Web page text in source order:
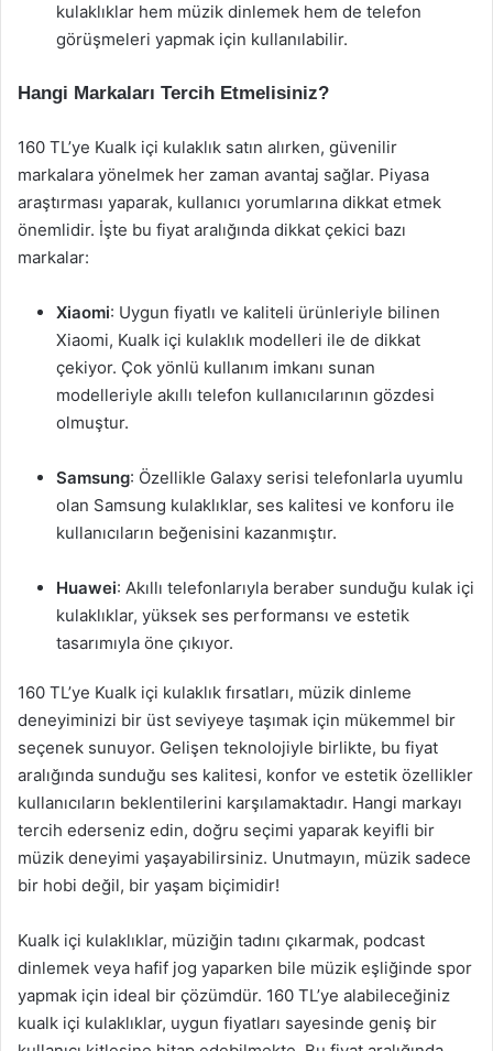
kulaklıklar hem müzik dinlemek hem de telefon
görüşmeleri yapmak için kullanılabilir.
Hangi Markaları Tercih Etmelisiniz?
160 TL’ye Kualk içi kulaklık satın alırken, güvenilir
markalara yönelmek her zaman avantaj sağlar. Piyasa
araştırması yaparak, kullanıcı yorumlarına dikkat etmek
önemlidir. İşte bu fiyat aralığında dikkat çekici bazı
markalar:
Xiaomi: Uygun fiyatlı ve kaliteli ürünleriyle bilinen
Xiaomi, Kualk içi kulaklık modelleri ile de dikkat
çekiyor. Çok yönlü kullanım imkanı sunan
modelleriyle akıllı telefon kullanıcılarının gözdesi
olmuştur.
Samsung: Özellikle Galaxy serisi telefonlarla uyumlu
olan Samsung kulaklıklar, ses kalitesi ve konforu ile
kullanıcıların beğenisini kazanmıştır.
Huawei: Akıllı telefonlarıyla beraber sunduğu kulak içi
kulaklıklar, yüksek ses performansı ve estetik
tasarımıyla öne çıkıyor.
160 TL’ye Kualk içi kulaklık fırsatları, müzik dinleme
deneyiminizi bir üst seviyeye taşımak için mükemmel bir
seçenek sunuyor. Gelişen teknolojiyle birlikte, bu fiyat
aralığında sunduğu ses kalitesi, konfor ve estetik özellikler
kullanıcıların beklentilerini karşılamaktadır. Hangi markayı
tercih ederseniz edin, doğru seçimi yaparak keyifli bir
müzik deneyimi yaşayabilirsiniz. Unutmayın, müzik sadece
bir hobi değil, bir yaşam biçimidir!
Kualk içi kulaklıklar, müziğin tadını çıkarmak, podcast
dinlemek veya hafif jog yaparken bile müzik eşliğinde spor
yapmak için ideal bir çözümdür. 160 TL’ye alabileceğiniz
kualk içi kulaklıklar, uygun fiyatları sayesinde geniş bir